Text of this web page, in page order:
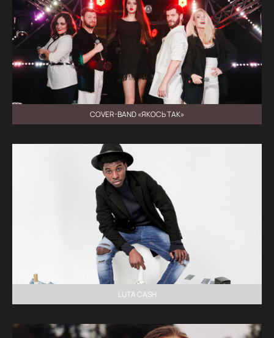
COVER-BAND «ЯКОСЬ ТАК»
LUTA CASH